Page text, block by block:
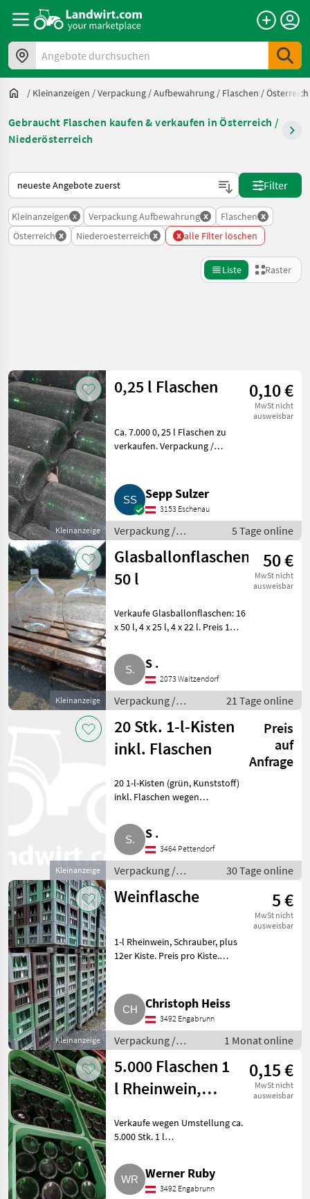
Angebote durchsuchen
/ Kleinanzeigen /Verpackung / Aufbewahrung / Flaschen /Österreich
Gebraucht Flaschen kaufen & verkaufen in Österreich /
Niederösterreich
So wird auf Landwirt.com sortiert
Filter
Kleinanzeigen x Verpackung Aufbewahrung x Flaschen x
Österreich x Niederoesterreich x x alle Filter löschen
Liste Raster
Kategorie 4 Land 2 Filter
AKTUELLER
PFAD
Sonstiges
Verpackung
Aufbewahrung
Flaschen
KATEGORIE
WÄHLEN
Flaschen
16
MARKTPLATZ
Marktplatz Händlerangebote
Zurücksetzen
16
Ergebnisse
Kleinanzeige
0,25 l Flaschen 0,10 €
MwSt nicht
ausweisbar
Ca. 7.000 0, 25 l Flaschen zu
verkaufen. Verpackung /
Sepp Sulzer
3153 Eschenau
Verpackung /
Aufbewahrung /
Flaschen
5 Tage online
Kleinanzeige
Glasballonflaschen
50 l
50 €
MwSt nicht
ausweisbar
Verkaufe Glasballonflaschen: 16
x 50 l, 4 x 25 l, 4 x 22 l. Preis 1
Aufbewahrung Flaschen
S .
2073 Waitzendorf
Verpackung /
Aufbewahrung /
Flaschen
21 Tage online
Kleinanzeige
20 Stk. 1-l-Kisten
inkl. Flaschen
Preis
auf
Anfrage
20 1-l-Kisten (grün, Kunststoff)
inkl. Flaschen wegen
Verpackung / Aufbewahrung
FlaschenS .
3464 Pettendorf
Verpackung /
Aufbewahrung /
Flaschen
30 Tage online
Kleinanzeige
Weinflasche 5 €
MwSt nicht
ausweisbar
1-l Rheinwein, Schrauber, plus
12er Kiste. Preis pro Kiste.
Christoph Heiss
3492 Engabrunn
Verpackung /
Aufbewahrung /
Flaschen
1 Monat online
5.000 Flaschen 1
l Rheinwein,
gewaschen
0,15 €
MwSt nicht
ausweisbar
Verkaufe wegen Umstellung ca.
5.000 Stk. 1 l
Kronenkorkflaschen (Kapsel),
Stk. = 15 Cent. Ca. 2.500
Flaschen sind vorgewaschen
Werner Ruby
3492 Engabrunn